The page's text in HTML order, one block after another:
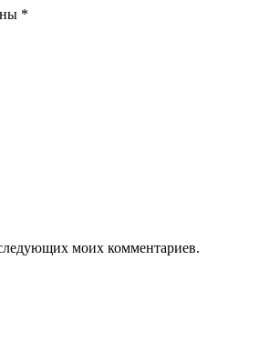
*
моих комментариев.